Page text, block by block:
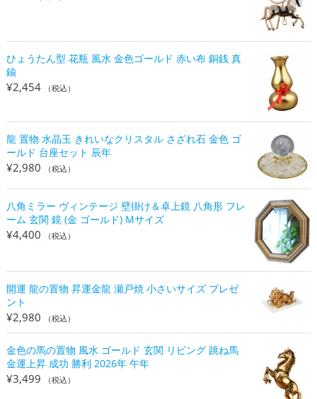
ひょうたん型 花瓶 風水 金色ゴールド 赤い布 銅銭 真
鍮
¥2,454 （税込）
龍 置物 水晶玉 きれいなクリスタル さざれ石 金色 ゴ
ールド 台座セット 辰年
¥2,980 （税込）
八角ミラー ヴィンテージ 壁掛け＆卓上鏡 八角形 フレ
ーム 玄関 鏡 (金 ゴールド) Mサイズ
¥4,400 （税込）
開運 龍の置物 昇運金龍 瀬戸焼 小さいサイズ プレゼ
ント
¥2,980 （税込）
金色の馬の置物 風水 ゴールド 玄関 リビング 跳ね馬
金運上昇 成功 勝利 2026年 午年
¥3,499 （税込）